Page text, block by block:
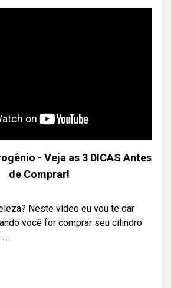
- Veja as 3 DICAS Antes
de Comprar!
Neste vídeo eu vou te dar
você for comprar seu cilindro